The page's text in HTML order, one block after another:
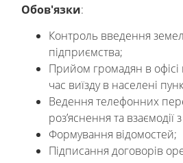
Обов'язки:
Контроль введення
підприємства;
Прийом громадян в офісі
час виїзду в населені
Ведення телефонних
роз’яснення та
Формування відомостей;
Підписання договорів